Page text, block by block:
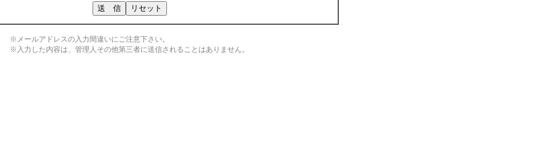
※メールアドレスの入力間違いにご注意下さい。
※入力した内容は、管理人その他第三者に送信されることはありません。